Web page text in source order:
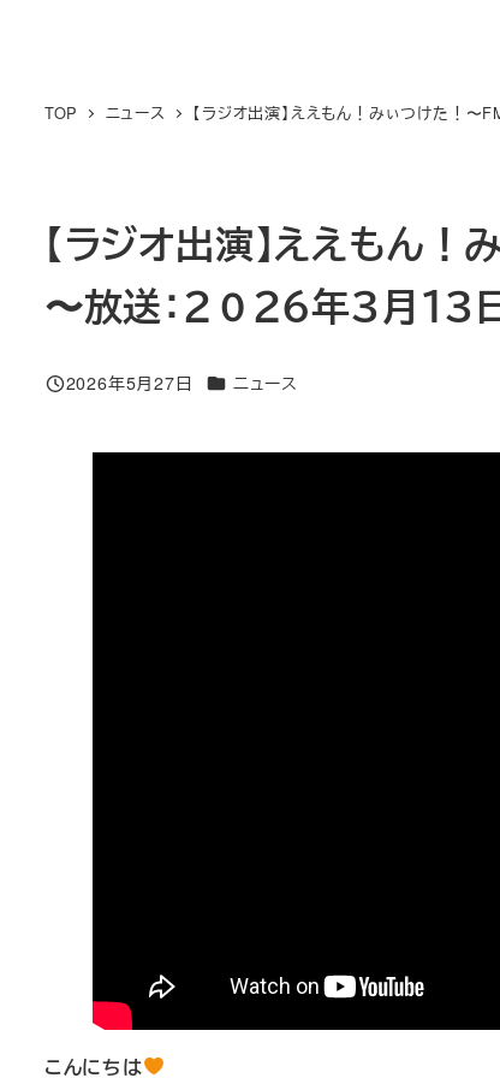
TOP ニュース 【ラジオ出演】ええもん！みぃつけた！〜
【ラジオ出演】ええもん
〜放送：２０２６年３月１３
投稿日
2026年5月27日 カテゴリー
ニュース
こんにちは